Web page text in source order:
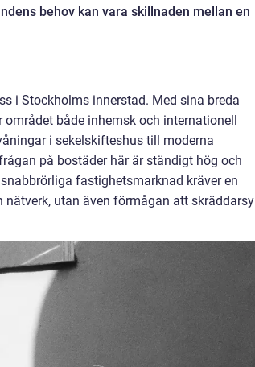
behov kan vara skillnaden mellan en
i Stockholms innerstad. Med sina breda
både inhemsk och internationell
i sekelskifteshus till moderna
på bostäder här är ständigt hög och
fastighetsmarknad kräver en
utan även förmågan att skräddarsy